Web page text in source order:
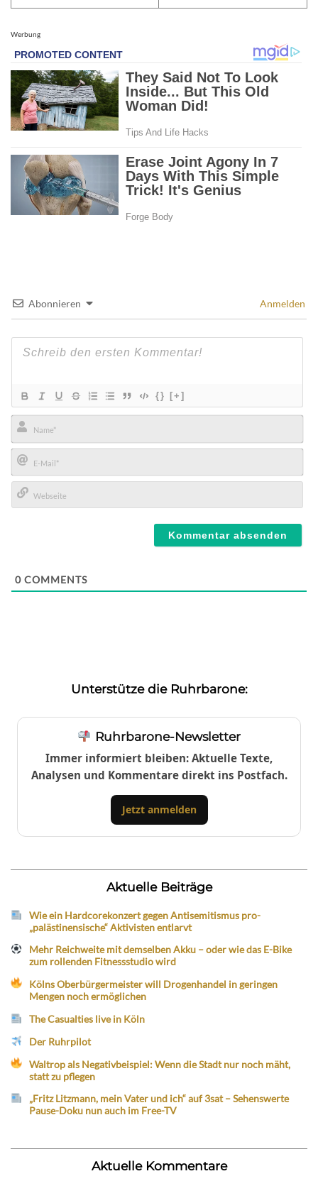
Werbung
Abonnieren Anmelden
{} [+]
Name*
E-
Mail*
0 COMMENTS
Unterstütze die Ruhrbarone:
Ruhrbarone-Newsletter
Immer informiert bleiben: Aktuelle Texte,
Analysen und Kommentare direkt ins Postfach.
Jetzt anmelden
Aktuelle Beiträge
Wie ein Hardcorekonzert gegen Antisemitismus pro-
„palästinensische“ Aktivisten entlarvt
Mehr Reichweite mit demselben Akku – oder wie das E-Bike
zum rollenden Fitnessstudio wird
Kölns Oberbürgermeister will Drogenhandel in geringen
Mengen noch ermöglichen
The Casualties live in Köln
Der Ruhrpilot
Waltrop als Negativbeispiel: Wenn die Stadt nur noch mäht,
statt zu pflegen
„Fritz Litzmann, mein Vater und ich“ auf 3sat – Sehenswerte
Pause-Doku nun auch im Free-TV
Aktuelle Kommentare